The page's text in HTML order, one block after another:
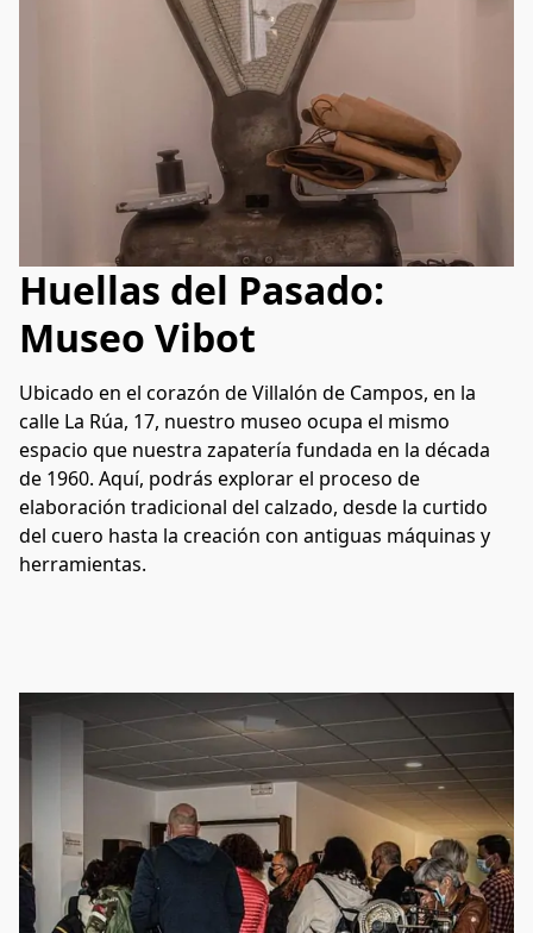
Huellas del Pasado:
Museo Vibot
Ubicado en el corazón de Villalón de Campos, en la
calle La Rúa, 17, nuestro museo ocupa el mismo
espacio que nuestra zapatería fundada en la década
de 1960. Aquí, podrás explorar el proceso de
elaboración tradicional del calzado, desde la curtido
del cuero hasta la creación con antiguas máquinas y
herramientas.